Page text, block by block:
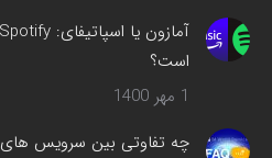
می‌شود
است؟
1 مهر 1400
چه تفاوتی بین سرویس